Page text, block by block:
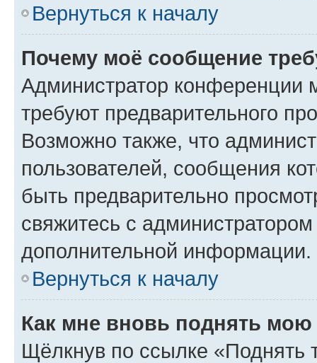
Вернуться к началу
Почему моё сообщение
Администратор конференции
требуют предварительного
Возможно также, что
пользователей, сообщения
быть предварительно
свяжитесь с
дополнительной информации.
Вернуться к началу
Как мне вновь поднять мою
Щёлкнув по ссылке «Поднять